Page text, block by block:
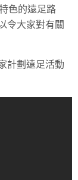
色的遠足路
令大家對有關
計劃遠足活動